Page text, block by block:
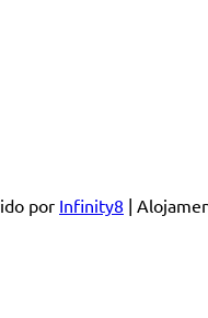
por Infinity8 |